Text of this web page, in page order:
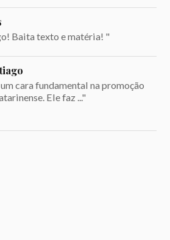
Baita texto e matéria! "
cara fundamental na promoção
Ele faz ..."